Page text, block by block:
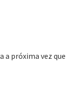
a próxima vez que